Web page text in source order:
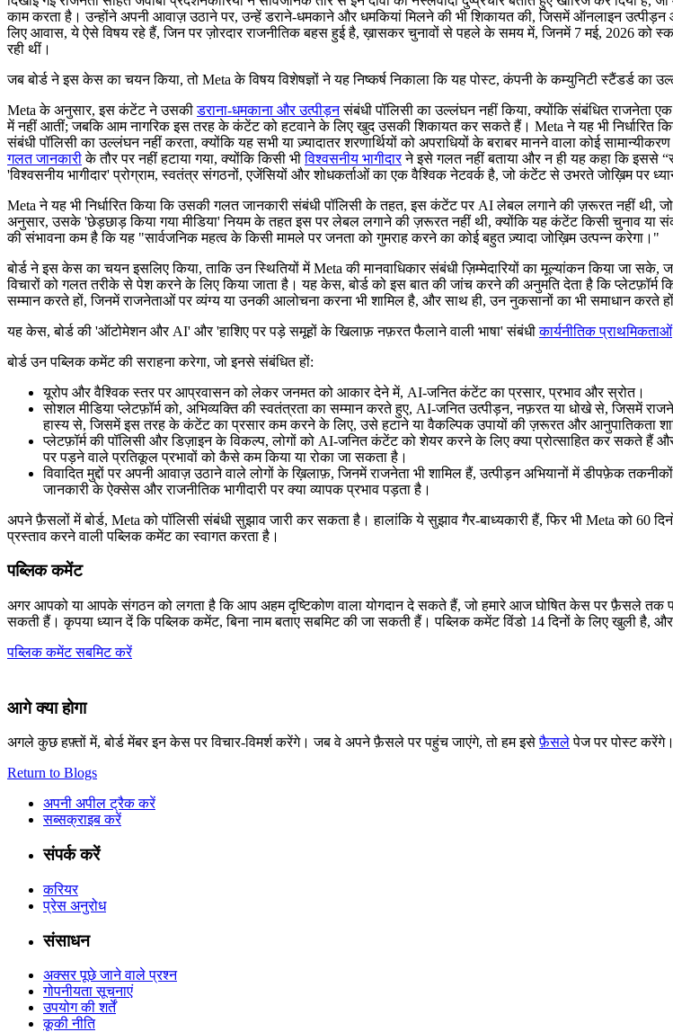
काम करता है। उन्होंने अपनी आवाज़ उठाने पर, उन्हें डराने-धमकाने और धमकियां मिलने की भी शिकायत की, जिसमें ऑनलाइन
लिए आवास, ये ऐसे विषय रहे हैं, जिन पर ज़ोरदार राजनीतिक बहस हुई है, ख़ासकर चुनावों से पहले के समय में, जिनमें 7 मई, 2026 को
रही थीं।
जब बोर्ड ने इस केस का चयन किया, तो Meta के विषय विशेषज्ञों ने यह निष्कर्ष निकाला कि यह पोस्ट, कंपनी के कम्युनिटी स्टैंडर्ड
Meta के अनुसार, इस कंटेंट ने उसकीडराना-धमकाना और उत्पीड़नसंबंधी पॉलिसी का उल्लंघन नहीं किया, क्योंकि संबंधित राजनेता
में नहीं आतीं; जबकि आम नागरिक इस तरह के कंटेंट को हटवाने के लिए खुद उसकी शिकायत कर सकते हैं। Meta ने यह भी निर्धारित
संबंधी पॉलिसी का उल्लंघन नहीं करता, क्योंकि यह सभी या ज़्यादातर शरणार्थियों को अपराधियों के बराबर मानने वाला कोई
गलत जानकारीके तौर पर नहीं हटाया गया, क्योंकि किसी भीविश्वसनीय भागीदारने इसे गलत नहीं बताया और न ही यह कहा कि इससे
'विश्वसनीय भागीदार' प्रोग्राम, स्वतंत्र संगठनों, एजेंसियों और शोधकर्ताओं का एक वैश्विक नेटवर्क है, जो कंटेंट से उभरते जोख़िम पर
Meta ने यह भी निर्धारित किया कि उसकी गलत जानकारी संबंधी पॉलिसी के तहत, इस कंटेंट पर AI लेबल लगाने की ज़रूरत नहीं थी,
अनुसार, उसके 'छेड़छाड़ किया गया मीडिया' नियम के तहत इस पर लेबल लगाने की ज़रूरत नहीं थी, क्योंकि यह कंटेंट किसी चुनाव या
की संभावना कम है कि यह "सार्वजनिक महत्व के किसी मामले पर जनता को गुमराह करने का कोई बहुत ज़्यादा जोख़िम उत्पन्न करेगा।"
बोर्ड ने इस केस का चयन इसलिए किया, ताकि उन स्थितियों में Meta की मानवाधिकार संबंधी ज़िम्मेदारियों का मूल्यांकन किया जा
विचारों को गलत तरीके से पेश करने के लिए किया जाता है। यह केस, बोर्ड को इस बात की जांच करने की अनुमति देता है कि प्लेटफ़ॉर्म
सम्मान करते हों, जिनमें राजनेताओं पर व्यंग्य या उनकी आलोचना करना भी शामिल है, और साथ ही, उन नुकसानों का भी समाधान करते
यह केस, बोर्ड की 'ऑटोमेशन और AI' और 'हाशिए पर पड़े समूहों के खिलाफ़ नफ़रत फैलाने वाली भाषा' संबंधीकार्यनीतिक प्राथमिकताओं
बोर्ड उन पब्लिक कमेंट की सराहना करेगा, जो इनसे संबंधित हों:
यूरोप और वैश्विक स्तर पर आप्रवासन को लेकर जनमत को आकार देने में, AI-जनित कंटेंट का प्रसार, प्रभाव और स्रोत।
सोशल मीडिया प्लेटफ़ॉर्म को, अभिव्यक्ति की स्वतंत्रता का सम्मान करते हुए, AI-जनित उत्पीड़न, नफ़रत या धोखे से, जिसमें
हास्य से, जिसमें इस तरह के कंटेंट का प्रसार कम करने के लिए, उसे हटाने या वैकल्पिक उपायों की ज़रूरत और आनुपातिकता
प्लेटफ़ॉर्म की पॉलिसी और डिज़ाइन के विकल्प, लोगों को AI-जनित कंटेंट को शेयर करने के लिए क्या प्रोत्साहित कर सकते हैं
पर पड़ने वाले प्रतिकूल प्रभावों को कैसे कम किया या रोका जा सकता है।
विवादित मुद्दों पर अपनी आवाज़ उठाने वाले लोगों के ख़िलाफ़, जिनमें राजनेता भी शामिल हैं, उत्पीड़न अभियानों में डीपफ़ेक
जानकारी के ऐक्सेस और राजनीतिक भागीदारी पर क्या व्यापक प्रभाव पड़ता है।
अपने फ़ैसलों में बोर्ड, Meta को पॉलिसी संबंधी सुझाव जारी कर सकता है। हालांकि ये सुझाव गैर-बाध्यकारी हैं, फिर भी Meta को 60
प्रस्ताव करने वाली पब्लिक कमेंट का स्वागत करता है।
पब्लिक कमेंट
अगर आपको या आपके संगठन को लगता है कि आप अहम दृष्टिकोण वाला योगदान दे सकते हैं, जो हमारे आज घोषित केस पर फ़ैसले
सकती हैं। कृपया ध्यान दें कि पब्लिक कमेंट, बिना नाम बताए सबमिट की जा सकती हैं। पब्लिक कमेंट विंडो 14 दिनों के लिए खुली है,
पब्लिक कमेंट सबमिट करें
आगे क्या होगा
अगले कुछ हफ़्तों में, बोर्ड मेंबर इन केस पर विचार-विमर्श करेंगे। जब वे अपने फ़ैसले पर पहुंच जाएंगे, तो हम इसेफ़ैसलेपेज पर पोस्ट करेंगे।
Return to Blogs
अपनी अपील ट्रैक करें
सब्सक्राइब करें
संपर्क करें
करियर
प्रेस अनुरोध
संसाधन
अक्सर पूछे जाने वाले प्रश्न
गोपनीयता सूचनाएं
उपयोग की शर्तें
कूकी नीति